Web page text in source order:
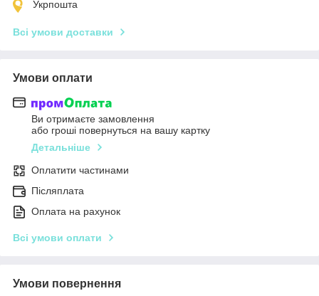
Укрпошта
Всі умови доставки
Умови оплати
Ви отримаєте замовлення
або гроші повернуться на вашу картку
Детальніше
Оплатити частинами
Післяплата
Оплата на рахунок
Всі умови оплати
Умови повернення